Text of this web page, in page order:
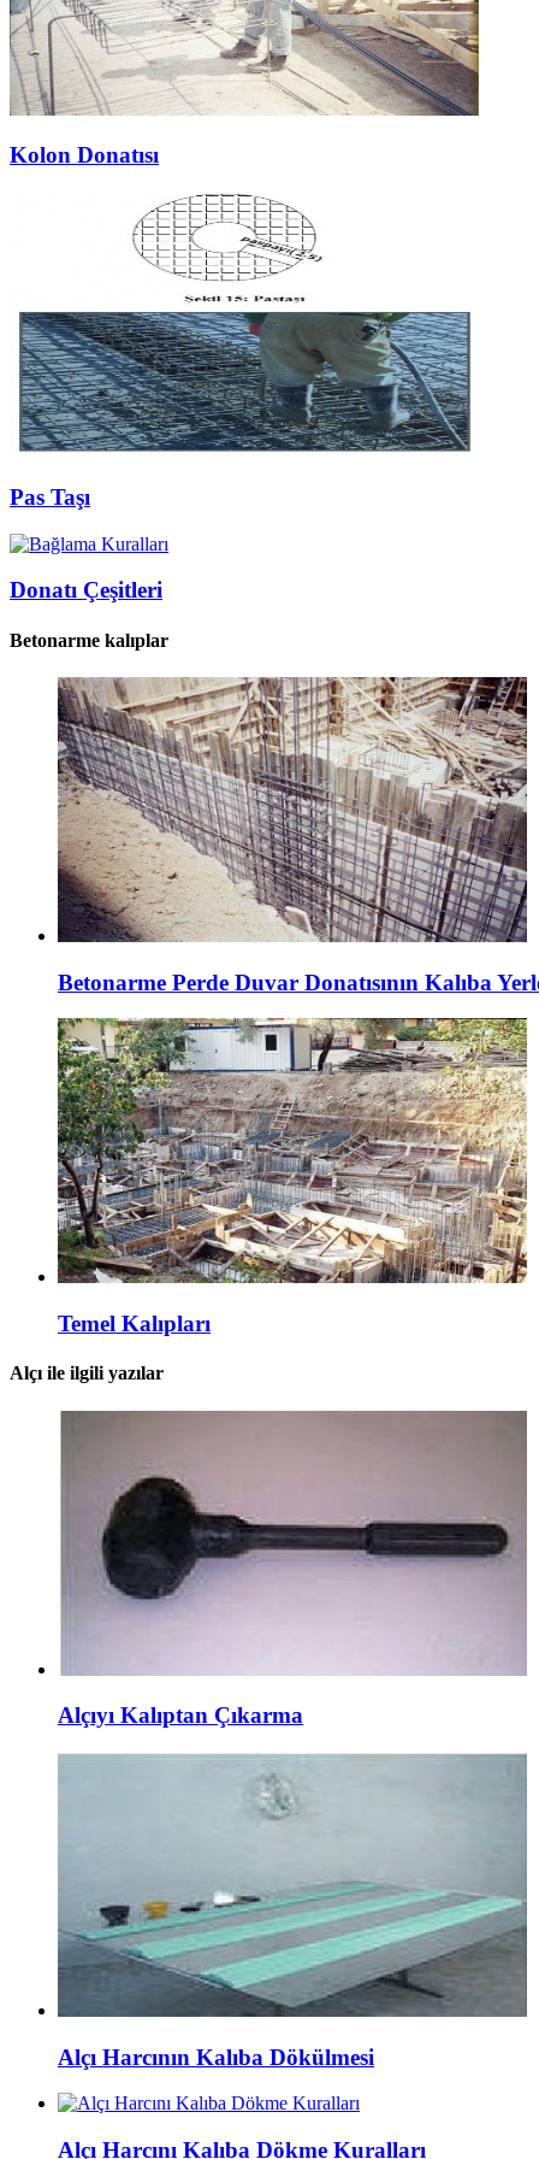
Kolon Donatısı
Pas Taşı
Donatı Çeşitleri
Betonarme kalıplar
Betonarme Perde Duvar Donatısının Kalıba
Temel Kalıpları
Alçı ile ilgili yazılar
Alçıyı Kalıptan Çıkarma
Alçı Harcının Kalıba Dökülmesi
Alçı Harcını Kalıba Dökme Kuralları